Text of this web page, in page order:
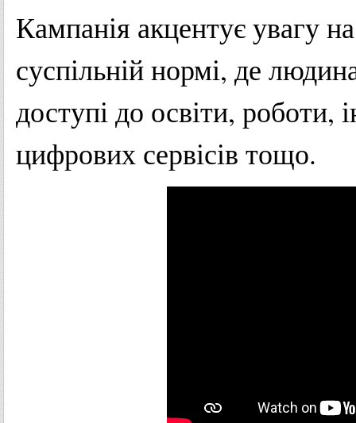
Кампанія акцентує увагу
суспільній нормі, де
доступі до освіти, роботи,
цифрових сервісів тощо.